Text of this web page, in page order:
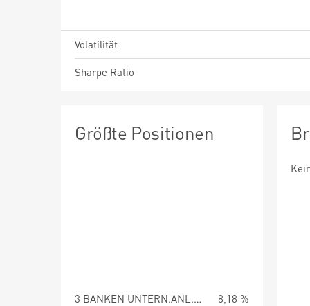
Volatilität
Sharpe Ratio
Größte Positionen
3 BANKEN UNTERN.ANL.FO.IT
8,18 %